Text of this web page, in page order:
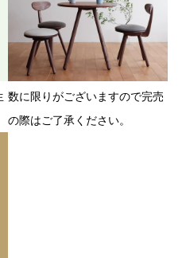
数に限りがございますので完売
の際はご了承ください。